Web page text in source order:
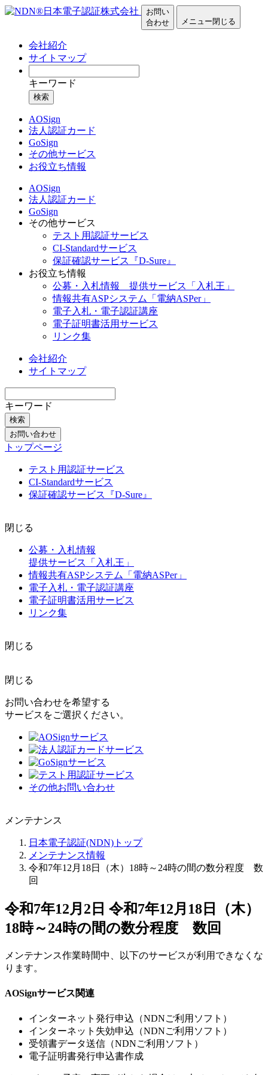
お問い
合わせ
メニュー閉じる
会社紹介
サイトマップ
キーワード
検索
AOSign
法人認証カード
GoSign
その他サービス
お役立ち情報
AOSign
法人認証カード
GoSign
その他サービス
テスト用認証サービス
CI-Standardサービス
保証確認サービス『D-Sure』
お役立ち情報
公募・入札情報 提供サービス「入札王」
情報共有ASPシステム「電納ASPer」
電子入札・電子認証講座
電子証明書活用サービス
リンク集
会社紹介
サイトマップ
キーワード
検索
お問い合わせ
トップページ
テスト用認証サービス
CI-Standardサービス
保証確認サービス『D-Sure』
閉じる
公募・入札情報
提供サービス「入札王」
情報共有ASPシステム「電納ASPer」
電子入札・電子認証講座
電子証明書活用サービス
リンク集
閉じる
閉じる
お問い合わせを希望する
サービスをご選択ください。
その他お問い合わせ
メンテナンス
日本電子認証(NDN)トップ
メンテナンス情報
令和7年12月18日（木）18時～24時の間の数分程度 数
回
令和7年12月2日 令和7年12月18日（木）
18時～24時の間の数分程度 数回
メンテナンス作業時間中、以下のサービスが利用できなくな
ります。
AOSignサービス関連
インターネット発行申込（NDNご利用ソフト）
インターネット失効申込（NDNご利用ソフト）
受領書データ送信（NDNご利用ソフト）
電子証明書発行申込書作成